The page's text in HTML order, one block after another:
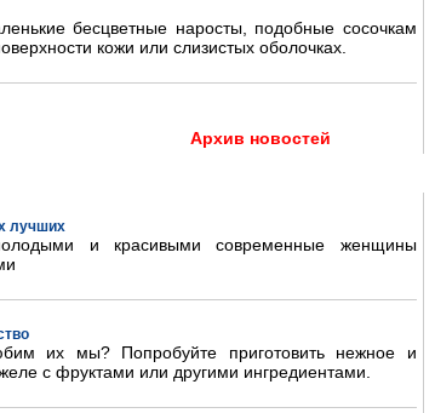
бесцветные наросты, подобные сосочкам
кожи или слизистых оболочках.
Архив новостей
лучших
и красивыми современные женщины
их мы? Попробуйте приготовить нежное и
с фруктами или другими ингредиентами.